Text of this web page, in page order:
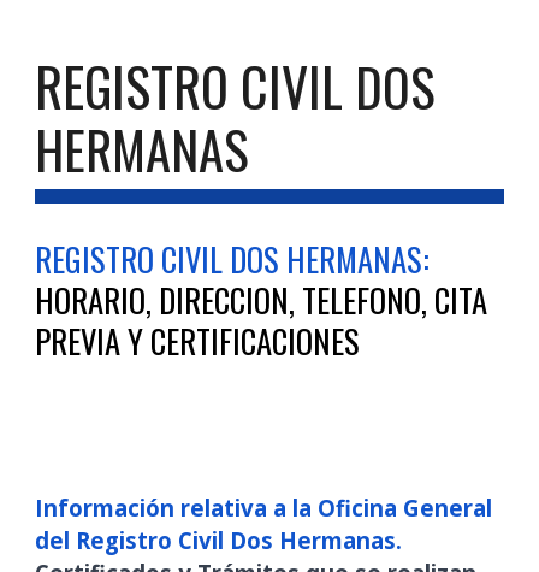
REGISTRO CIVIL DOS
HERMANAS
REGISTRO CIVIL DOS HERMANAS:
HORARIO, DIRECCION, TELEFONO, CITA
PREVIA Y CERTIFICACIONES
Información relativa a la Oficina General
del Registro Civil Dos Hermanas.